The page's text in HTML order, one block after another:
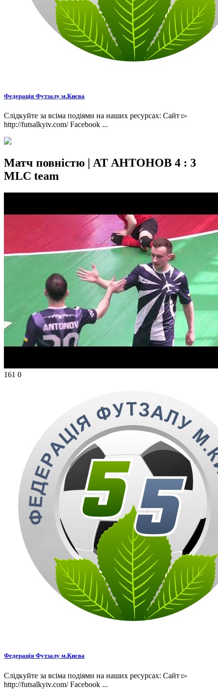
Федерація Футзалу м.Києва
Слідкуйте за всіма подіями на наших ресурсах: Сайт ▻
http://futsalkyiv.com/ Facebook ...
Матч повністю | АТ АНТОНОВ 4 : 3
MLC team
161 0
Федерація Футзалу м.Києва
Слідкуйте за всіма подіями на наших ресурсах: Сайт ▻
http://futsalkyiv.com/ Facebook ...